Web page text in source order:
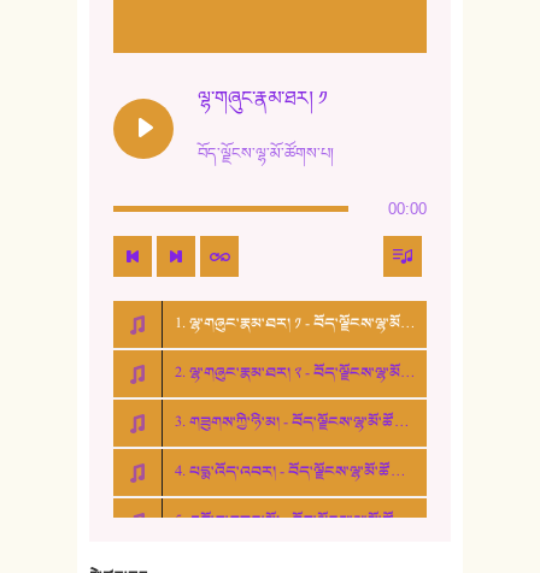
15. ཤམ་པ་ལ་ཡི་སྲས་མོ།
16. ལྷ་བུ་དར་བུ།
17. ང་བོད་པ་ཡིན། - ཕུར་བུ་རྣམ་རྒྱལ།
18. ང་ལ་བྱམས་པའི་ཨ་མ།
19. ཆ་རྐྱེན་མེད་པའི་སེམས།
20. བསྟན་རྒྱས་གླིང་།
ལྷ་གཞུང་རྣམ་ཐར། ༡
བོད་ལྗོངས་ལྷ་མོ་ཚོགས་པ།
00:00
1. ལྷ་གཞུང་རྣམ་ཐར། ༡ - བོད་ལྗོངས་ལྷ་མོ་ཚོགས་པ།
2. ལྷ་གཞུང་རྣམ་ཐར། ༢ - བོད་ལྗོངས་ལྷ་མོ་ཚོགས་པ།
3. གཟུགས་ཀྱི་ཉི་མ། - བོད་ལྗོངས་ལྷ་མོ་ཚོགས་པ།
4. པདྨ་འོད་འབར། - བོད་ལྗོངས་ལྷ་མོ་ཚོགས་པ།
5. འགྲོ་བ་བཟང་མོ། - བོད་ལྗོངས་ལྷ་མོ་ཚོགས་པ།